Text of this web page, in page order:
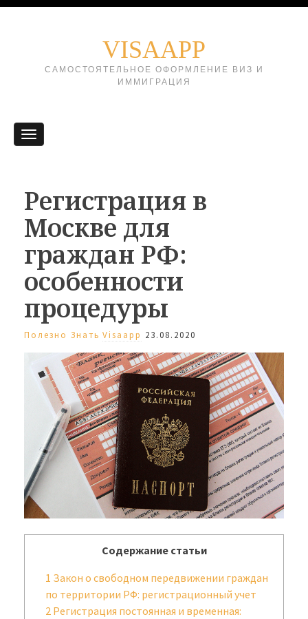
VISAAPP
САМОСТОЯТЕЛЬНОЕ ОФОРМЛЕНИЕ ВИЗ И
ИММИГРАЦИЯ
Регистрация в
Москве для
граждан РФ:
особенности
процедуры
Полезно Знать Visaapp 23.08.2020
Содержание статьи
1 Закон о свободном передвижении граждан
по территории РФ: регистрационный учет
2 Регистрация постоянная и временная: